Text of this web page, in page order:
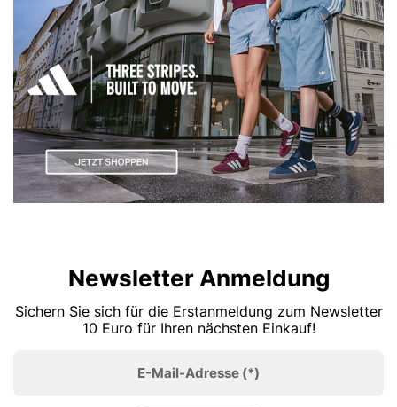
Newsletter Anmeldung
Sichern Sie sich für die Erstanmeldung zum Newsletter
10 Euro für Ihren nächsten Einkauf!
E-Mail-Adresse (*)